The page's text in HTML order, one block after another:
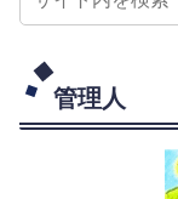
管理人